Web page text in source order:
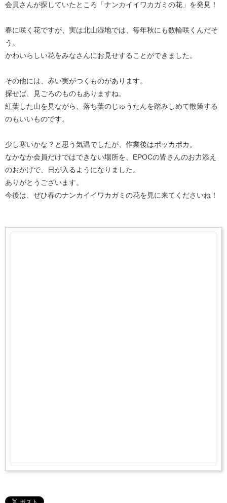
会員さんが探していたところ「ナンカイイワカガミの花」を発見！
春に咲く花ですが、実は北山湿地では、毎年秋にも数輪咲くんだそ
う。
かわいらしい花をみなさんにお見せすることができました。
その他には、赤い実がつくものがあります。
探せば、見ごろのものもありますね。
紅葉した山を見ながら、落ち葉のじゅうたんを踏みしめて散策する
のもいいものです。
少し寒いかな？と思う気温でしたが、作業後はポッカポカ。
なかなか会員だけではできない場所を、EPOCの皆さんのお力添え
のおかげで、日が入るようになりました。
ありがとうございます。
今後は、ぜひ春のナンカイイワカガミの花を見に来てくださいね！